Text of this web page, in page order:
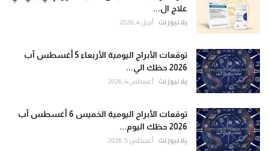
علاج ال...
يلا نيوز نت أبريل 4, 2026
توقعات الأبراج اليومية الأربعاء 5 أغسطس آب
2026 حظك الي...
يلا نيوز نت أغسطس 4, 2026
توقعات الأبراج اليومية الخميس 6 أغسطس آب
2026 حظك اليوم...
يلا نيوز نت أغسطس 5, 2026